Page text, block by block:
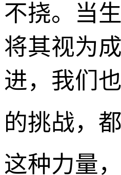
不挠。当
将其视为
进，我们
的挑战，
这种力量